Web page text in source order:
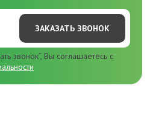
ЗАКАЗАТЬ ЗВОНОК
звонок”, Вы соглашаетесь с